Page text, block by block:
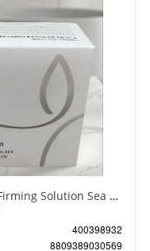
BeauuGreen Hydrogel Eye Patch Firming Solution Sea Cocumber & Black Гидрогелевые патчи для кожи вокруг глаз с экстрактом черного морского огурца 60 шт 90 гр
400398932
8809389030569